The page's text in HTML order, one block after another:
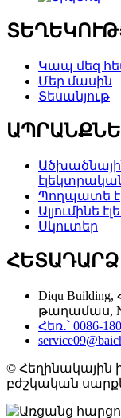
Կապ մեզ
Մեր մասին
Տեսանյութ
Պողպատե
Ալյումինե
Սկուտեր
Diqu
թաղամաս,
Հեռ․՝ 0086-
© Հեղինակային
բժշկական